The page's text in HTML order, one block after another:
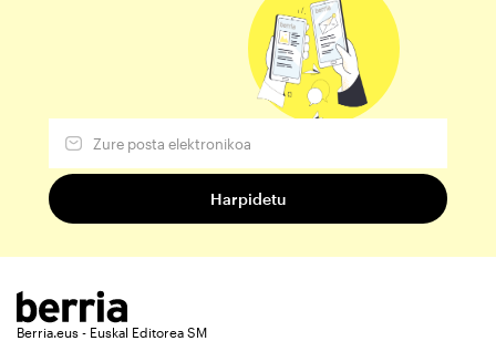
Berria.eus - Euskal Editorea SM